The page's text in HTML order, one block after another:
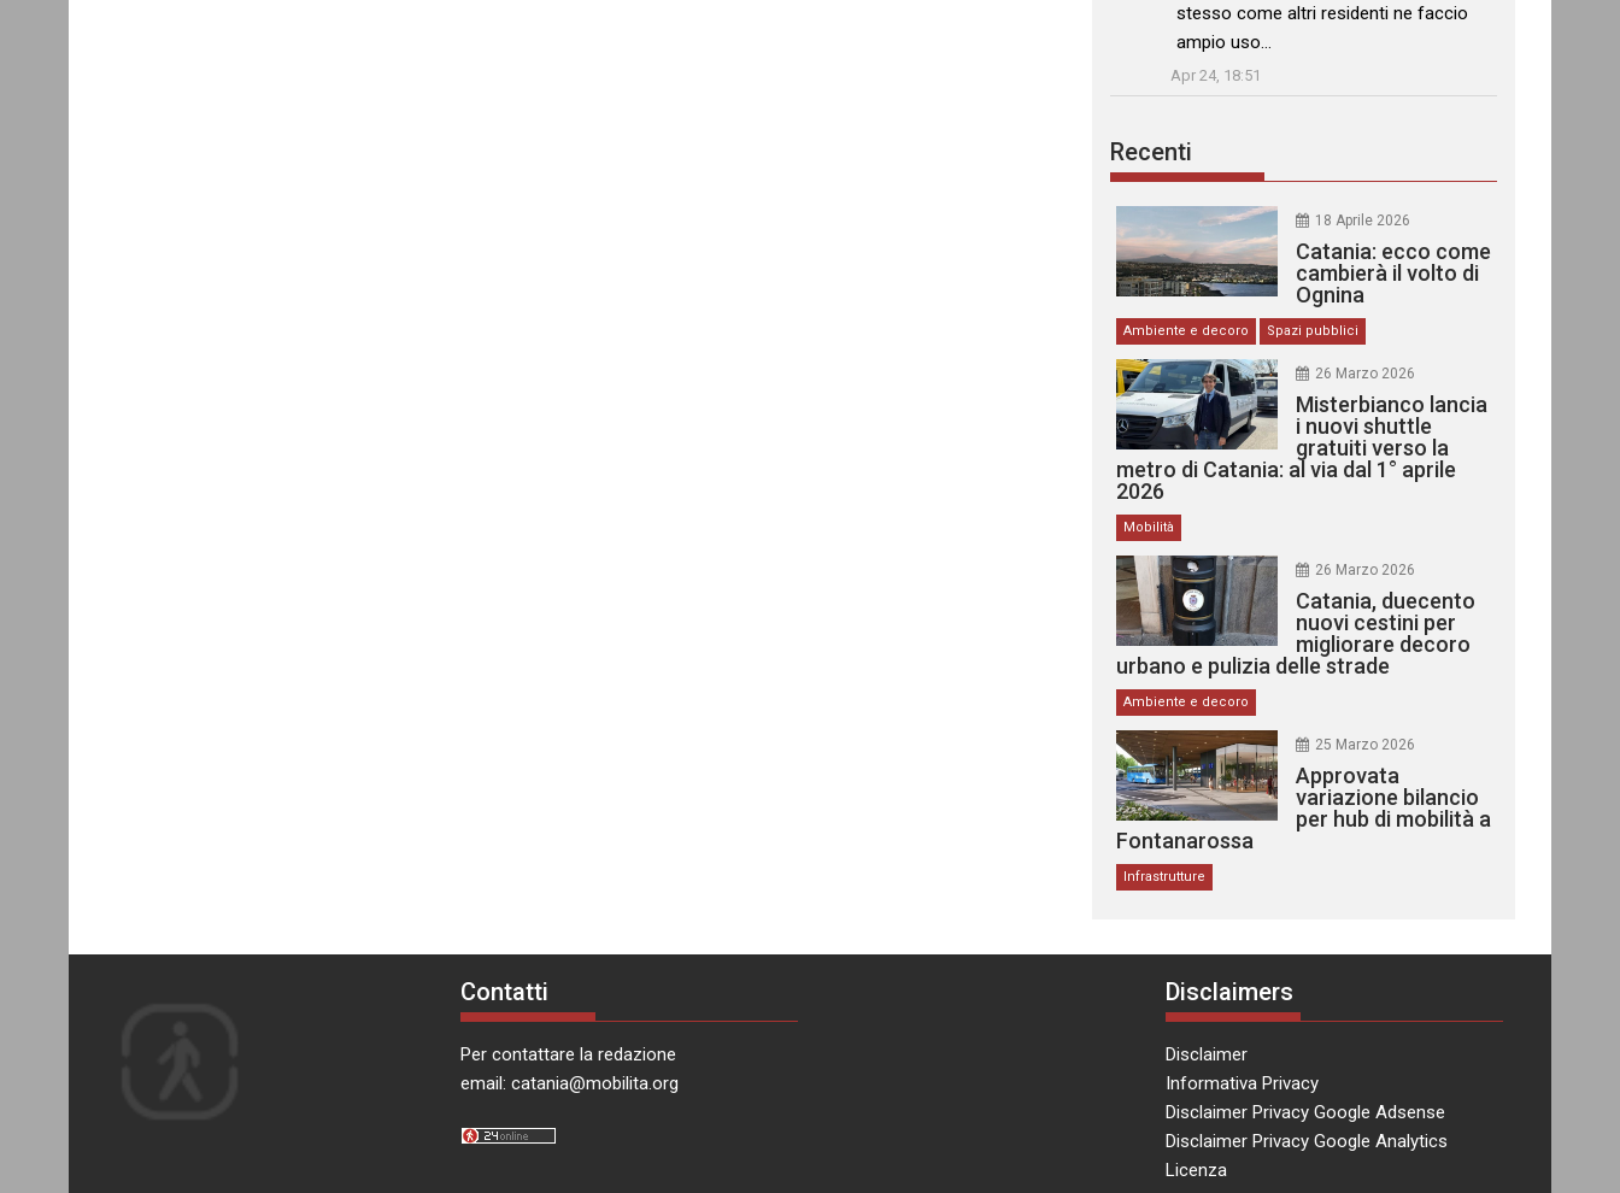
stesso come altri residenti ne faccio
ampio uso…
Apr 24, 18:51
Recenti
18 Aprile 2026
Catania: ecco come
cambierà il volto di
Ognina
Ambiente e decoro Spazi pubblici
26 Marzo 2026
Misterbianco lancia
i nuovi shuttle
gratuiti verso la
metro di Catania: al via dal 1° aprile
2026
Mobilità
26 Marzo 2026
Catania, duecento
nuovi cestini per
migliorare decoro
urbano e pulizia delle strade
Ambiente e decoro
25 Marzo 2026
Approvata
variazione bilancio
per hub di mobilità a
Fontanarossa
Infrastrutture
Contatti
Per contattare la redazione
email: catania@mobilita.org
Disclaimers
Disclaimer
Informativa Privacy
Disclaimer Privacy Google Adsense
Disclaimer Privacy Google Analytics
Licenza